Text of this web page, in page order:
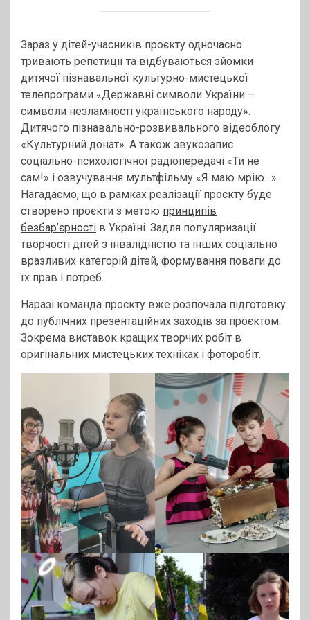
Зараз у дітей-учасників проєкту одночасно
тривають репетиції та відбуваються зйомки
дитячої пізнавальної культурно-мистецької
телепрограми «Державні символи України –
символи незламності українського народу».
Дитячого пізнавально-розвивального відеоблогу
«Культурний донат». А також звукозапис
соціально-психологічної радіопередачі «Ти не
сам!» і озвучування мультфільму «Я маю мрію…».
Нагадаємо, що в рамках реалізації проєкту буде
створено проєкти з метою принципів
безбар’єрності в Україні. Задля популяризації
творчості дітей з інвалідністю та інших соціально
вразливих категорій дітей, формування поваги до
їх прав і потреб.
Наразі команда проєкту вже розпочала підготовку
до публічних презентаційних заходів за проєктом.
Зокрема виставок кращих творчих робіт в
оригінальних мистецьких техніках і фоторобіт.